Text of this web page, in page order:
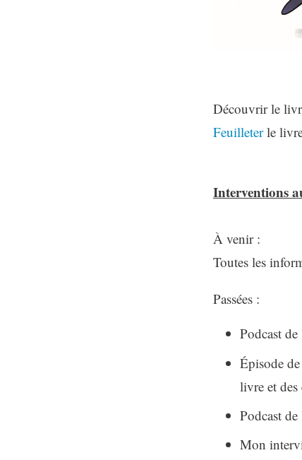
Découvrir le
Feuilleterle
Interventions
À venir :
Toutes les
Passées :
Podcast
Épisode de
livre et des
Podcast
Mon